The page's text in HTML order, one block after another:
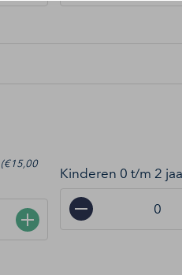
(€15,00
+
Kinderen 0 t/m 2
−